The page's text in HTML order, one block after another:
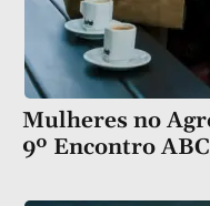
Mulheres no
9º Encontro